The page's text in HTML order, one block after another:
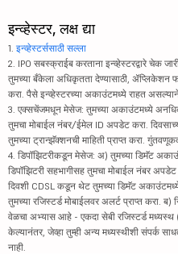
इन्व्हेस्टर, लक्ष द्या
1. इन्व्हेस्टर्ससाठी सल्ला
2. IPO सबस्क्राईब करताना इन्व्हेस्टरद्वारे चेक
तुमच्या बँकेला अधिकृतता देण्यासाठी, ॲप्लिकेशन
करा. पैसे इन्व्हेस्टरच्या अकाउंटमध्ये राहत असल्याने
3. एक्सचेंजमधून मेसेज: तुमच्या अकाउंटमध्ये
तुमचा मोबाईल नंबर/ईमेल ID अपडेट करा.
तुमच्या ट्रान्झॅक्शनची माहिती प्राप्त करा.
4. डिपॉझिटरीकडून मेसेज: अ) तुमच्या डिमॅट
डिपॉझिटरी सहभागीसह तुमचा मोबाईल नंबर अपडेट
दिवशी CDSL कडून थेट तुमच्या डिमॅट अकाउंटमध्ये
तुमच्या रजिस्टर्ड मोबाईलवर अलर्ट प्राप्त करा.
वेळचा अभ्यास आहे - एकदा सेबी रजिस्टर्ड मध्यस्थ
केल्यानंतर, जेव्हा तुम्ही अन्य मध्यस्थीशी संपर्क
नाही.